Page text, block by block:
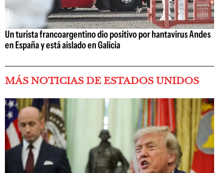
Un turista francoargentino dio positivo por hantavirus Andes
en España y está aislado en Galicia
MÁS NOTICIAS DE ESTADOS UNIDOS